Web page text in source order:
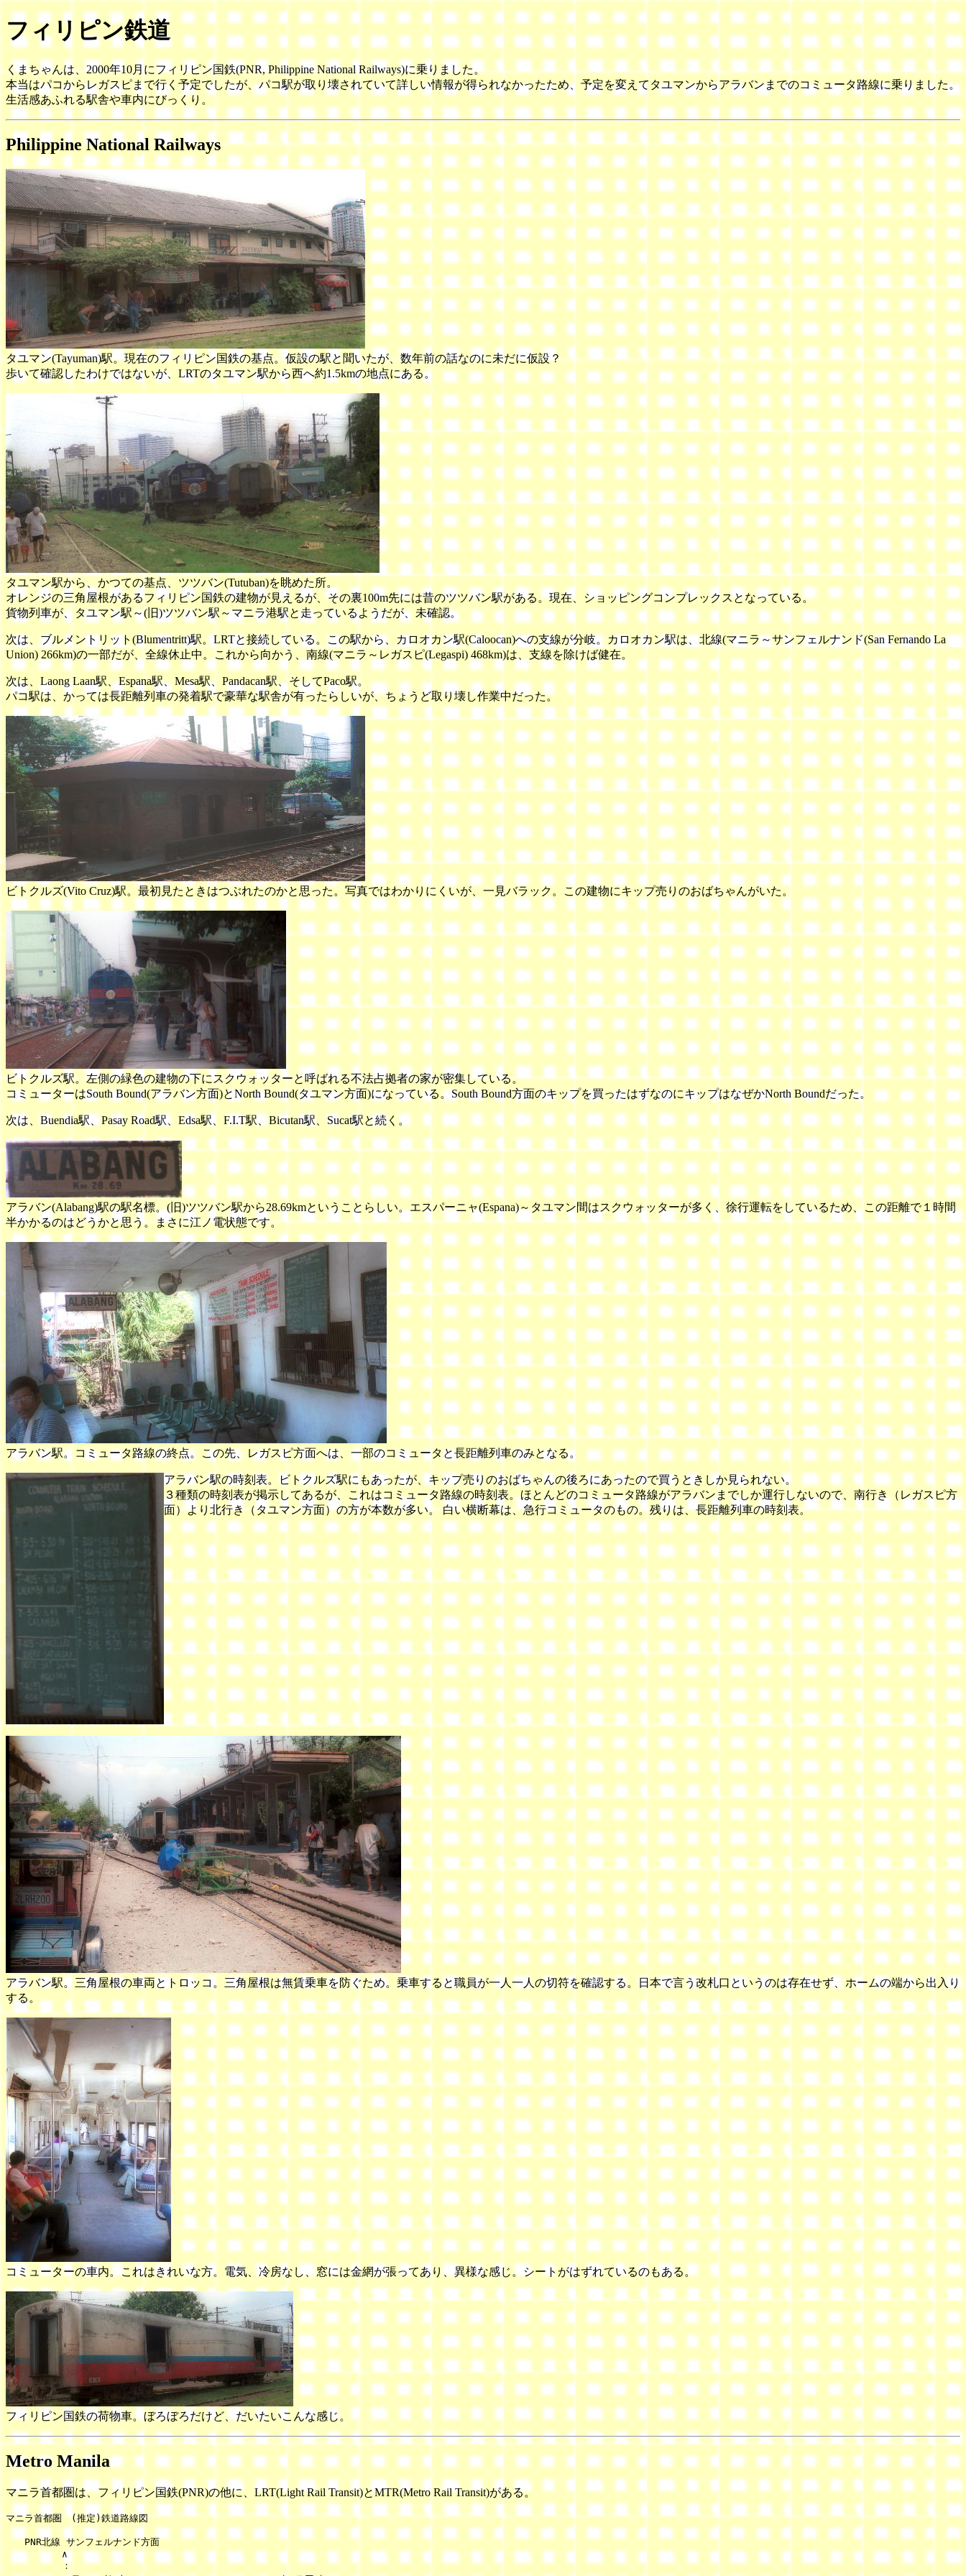
フィリピン鉄道
くまちゃんは、2000年10月にフィリピン国鉄(PNR, Philippine National Railways)に乗りました。
本当はパコからレガスピまで行く予定でしたが、パコ駅が取り壊されていて詳しい情報が得られなかったため、予定を変えてタユマンからアラバンまでのコミュータ路線に乗りました。
生活感あふれる駅舎や車内にびっくり。
Philippine National Railways
タユマン(Tayuman)駅。現在のフィリピン国鉄の基点。仮設の駅と聞いたが、数年前の話なのに未だに仮設？
歩いて確認したわけではないが、LRTのタユマン駅から西へ約1.5kmの地点にある。
タユマン駅から、かつての基点、ツツバン(Tutuban)を眺めた所。
オレンジの三角屋根があるフィリピン国鉄の建物が見えるが、その裏100m先には昔のツツバン駅がある。現在、ショッピングコンプレックスとなっている。
貨物列車が、タユマン駅～(旧)ツツバン駅～マニラ港駅と走っているようだが、未確認。
次は、ブルメントリット(Blumentritt)駅。LRTと接続している。この駅から、カロオカン駅(Caloocan)への支線が分岐。カロオカン駅は、北線(マニラ～サンフェルナンド(San Fernando La
Union) 266km)の一部だが、全線休止中。これから向かう、南線(マニラ～レガスピ(Legaspi) 468km)は、支線を除けば健在。
次は、Laong Laan駅、Espana駅、Mesa駅、Pandacan駅、そしてPaco駅。
パコ駅は、かっては長距離列車の発着駅で豪華な駅舎が有ったらしいが、ちょうど取り壊し作業中だった。
ビトクルズ(Vito Cruz)駅。最初見たときはつぶれたのかと思った。写真ではわかりにくいが、一見バラック。この建物にキップ売りのおばちゃんがいた。
ビトクルズ駅。左側の緑色の建物の下にスクウォッターと呼ばれる不法占拠者の家が密集している。
コミューターはSouth Bound(アラバン方面)とNorth Bound(タユマン方面)になっている。South Bound方面のキップを買ったはずなのにキップはなぜかNorth Boundだった。
次は、Buendia駅、Pasay Road駅、Edsa駅、F.I.T駅、Bicutan駅、Sucat駅と続く。
アラバン(Alabang)駅の駅名標。(旧)ツツバン駅から28.69kmということらしい。エスパーニャ(Espana)～タユマン間はスクウォッターが多く、徐行運転をしているため、この距離で１時間
半かかるのはどうかと思う。まさに江ノ電状態です。
アラバン駅。コミュータ路線の終点。この先、レガスピ方面へは、一部のコミュータと長距離列車のみとなる。
アラバン駅の時刻表。ビトクルズ駅にもあったが、キップ売りのおばちゃんの後ろにあったので買うときしか見られない。
３種類の時刻表が掲示してあるが、これはコミュータ路線の時刻表。ほとんどのコミュータ路線がアラバンまでしか運行しないので、南行き（レガスピ方
面）より北行き（タユマン方面）の方が本数が多い。 白い横断幕は、急行コミュータのもの。残りは、長距離列車の時刻表。
アラバン駅。三角屋根の車両とトロッコ。三角屋根は無賃乗車を防ぐため。乗車すると職員が一人一人の切符を確認する。日本で言う改札口というのは存在せず、ホームの端から出入り
する。
コミューターの車内。これはきれいな方。電気、冷房なし、窓には金網が張ってあり、異様な感じ。シートがはずれているのもある。
フィリピン国鉄の荷物車。ぼろぼろだけど、だいたいこんな感じ。
Metro Manila
マニラ首都圏は、フィリピン国鉄(PNR)の他に、LRT(Light Rail Transit)とMTR(Metro Rail Transit)がある。
マニラ首都圏　(推定)鉄道路線図
PNR北線 サンフェルナンド方面
∧
：